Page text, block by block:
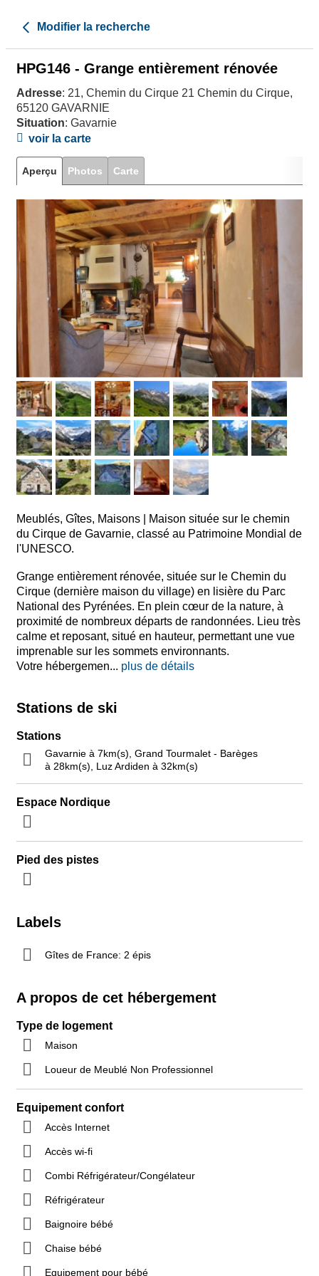
Modifier la recherche
HPG146 - Grange entièrement rénovée
Adresse: 21, Chemin du Cirque 21 Chemin du Cirque,
65120 GAVARNIE
Situation: Gavarnie
voir la carte
Aperçu Photos Carte
Meublés, Gîtes, Maisons
Maison située sur le chemin
du Cirque de Gavarnie, classé au Patrimoine Mondial de
l'UNESCO.
Grange entièrement rénovée, située sur le Chemin du
Cirque (dernière maison du village) en lisière du Parc
National des Pyrénées. En plein cœur de la nature, à
proximité de nombreux départs de randonnées. Lieu très
calme et reposant, situé en hauteur, permettant une vue
imprenable sur les sommets environnants.
Votre hébergemen... plus de détails
Stations de ski
Stations
Gavarnie à 7km(s), Grand Tourmalet - Barèges
à 28km(s), Luz Ardiden à 32km(s)
Espace Nordique
Pied des pistes
Labels
Gîtes de France: 2 épis
A propos de cet hébergement
Type de logement
Maison
Loueur de Meublé Non Professionnel
Equipement confort
Accès Internet
Accès wi-fi
Combi Réfrigérateur/Congélateur
Réfrigérateur
Baignoire bébé
Chaise bébé
Equipement pour bébé